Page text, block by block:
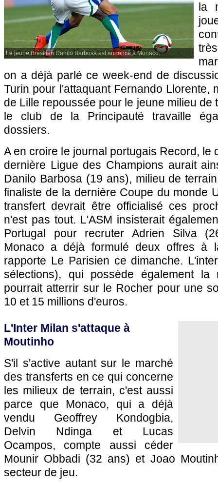
Le jeune Brésilien Danilo Barbosa est annoncé à Monaco.
la
on a déjà parlé ce week-end de
Turin pour l'attaquant Fernando Llorente,
de Lille repoussée pour le jeune milieu de
le club de la Principauté travaille
dossiers.
A en croire le journal portugais Record, le
dernière Ligue des Champions aurait
Danilo Barbosa (19 ans), milieu de
finaliste de la dernière Coupe du monde
transfert devrait être officialisé ces
n'est pas tout. L'ASM insisterait
Portugal pour recruter Adrien Silva
Monaco a déjà formulé deux offres à
rapporte Le Parisien ce dimanche.
sélections), qui possède également la
pourrait atterrir sur le Rocher pour une
10 et 15 millions d'euros.
L'Inter Milan s'attaque à
Moutinho
S'il s'active autant sur le marché
des transferts en ce qui concerne
les milieux de terrain, c'est aussi
parce que Monaco, qui a déjà
vendu Geoffrey Kondogbia,
Delvin Ndinga et Lucas
Ocampos, compte aussi céder
Mounir Obbadi (32 ans) et Joao
secteur de jeu.